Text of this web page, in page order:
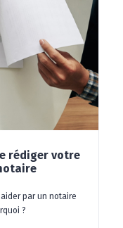
rédiger votre
par un notaire
?